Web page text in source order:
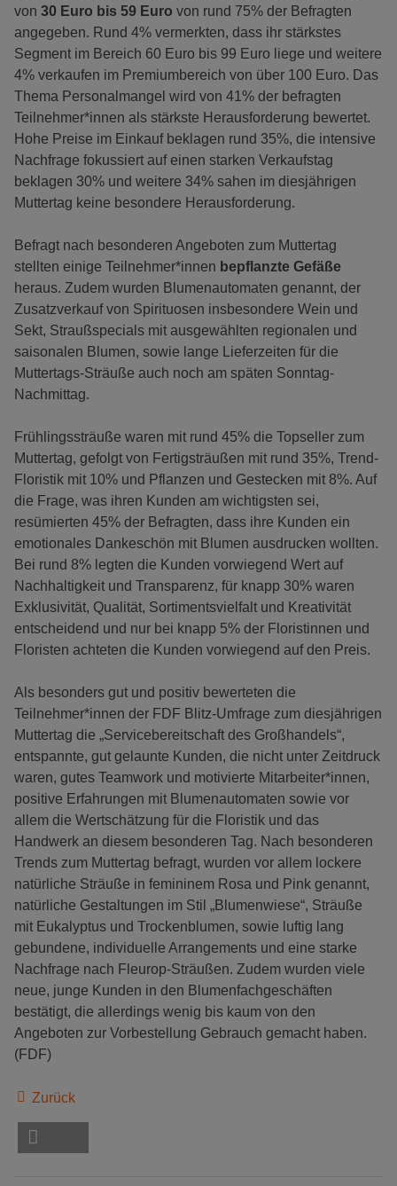
von 30 Euro bis 59 Euro von rund 75% der Befragten
angegeben. Rund 4% vermerkten, dass ihr stärkstes
Segment im Bereich 60 Euro bis 99 Euro liege und weitere
4% verkaufen im Premiumbereich von über 100 Euro. Das
Thema Personalmangel wird von 41% der befragten
Teilnehmer*innen als stärkste Herausforderung bewertet.
Hohe Preise im Einkauf beklagen rund 35%, die intensive
Nachfrage fokussiert auf einen starken Verkaufstag
beklagen 30% und weitere 34% sahen im diesjährigen
Muttertag keine besondere Herausforderung.
Befragt nach besonderen Angeboten zum Muttertag
stellten einige Teilnehmer*innen bepflanzte Gefäße
heraus. Zudem wurden Blumenautomaten genannt, der
Zusatzverkauf von Spirituosen insbesondere Wein und
Sekt, Straußspecials mit ausgewählten regionalen und
saisonalen Blumen, sowie lange Lieferzeiten für die
Muttertags-Sträuße auch noch am späten Sonntag-
Nachmittag.
Frühlingssträuße waren mit rund 45% die Topseller zum
Muttertag, gefolgt von Fertigsträußen mit rund 35%, Trend-
Floristik mit 10% und Pflanzen und Gestecken mit 8%. Auf
die Frage, was ihren Kunden am wichtigsten sei,
resümierten 45% der Befragten, dass ihre Kunden ein
emotionales Dankeschön mit Blumen ausdrucken wollten.
Bei rund 8% legten die Kunden vorwiegend Wert auf
Nachhaltigkeit und Transparenz, für knapp 30% waren
Exklusivität, Qualität, Sortimentsvielfalt und Kreativität
entscheidend und nur bei knapp 5% der Floristinnen und
Floristen achteten die Kunden vorwiegend auf den Preis.
Als besonders gut und positiv bewerteten die
Teilnehmer*innen der FDF Blitz-Umfrage zum diesjährigen
Muttertag die „Servicebereitschaft des Großhandels“,
entspannte, gut gelaunte Kunden, die nicht unter Zeitdruck
waren, gutes Teamwork und motivierte Mitarbeiter*innen,
positive Erfahrungen mit Blumenautomaten sowie vor
allem die Wertschätzung für die Floristik und das
Handwerk an diesem besonderen Tag. Nach besonderen
Trends zum Muttertag befragt, wurden vor allem lockere
natürliche Sträuße in femininem Rosa und Pink genannt,
natürliche Gestaltungen im Stil „Blumenwiese“, Sträuße
mit Eukalyptus und Trockenblumen, sowie luftig lang
gebundene, individuelle Arrangements und eine starke
Nachfrage nach Fleurop-Sträußen. Zudem wurden viele
neue, junge Kunden in den Blumenfachgeschäften
bestätigt, die allerdings wenig bis kaum von den
Angeboten zur Vorbestellung Gebrauch gemacht haben.
(FDF)
Zurück